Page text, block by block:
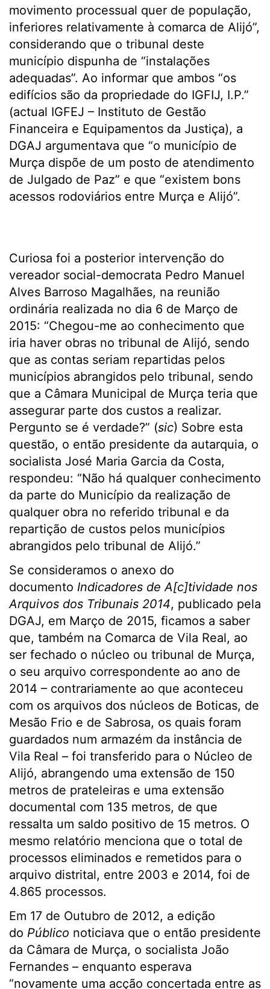
movimento processual quer de população,
inferiores relativamente à comarca de Alijó”,
considerando que o tribunal deste
município dispunha de “instalações
adequadas”. Ao informar que ambos “os
edifícios são da propriedade do IGFIJ, I.P.”
(actual IGFEJ – Instituto de Gestão
Financeira e Equipamentos da Justiça), a
DGAJ argumentava que “o município de
Murça dispõe de um posto de atendimento
de Julgado de Paz” e que “existem bons
acessos rodoviários entre Murça e Alijó”.
Curiosa foi a posterior intervenção do
vereador social-democrata Pedro Manuel
Alves Barroso Magalhães, na reunião
ordinária realizada no dia 6 de Março de
2015: “Chegou-me ao conhecimento que
iria haver obras no tribunal de Alijó, sendo
que as contas seriam repartidas pelos
municípios abrangidos pelo tribunal, sendo
que a Câmara Municipal de Murça teria que
assegurar parte dos custos a realizar.
Pergunto se é verdade?” (sic) Sobre esta
questão, o então presidente da autarquia, o
socialista José Maria Garcia da Costa,
respondeu: “Não há qualquer conhecimento
da parte do Município da realização de
qualquer obra no referido tribunal e da
repartição de custos pelos municípios
abrangidos pelo tribunal de Alijó.”
Se consideramos o anexo do
documento Indicadores de A[c]tividade nos
Arquivos dos Tribunais 2014, publicado pela
DGAJ, em Março de 2015, ficamos a saber
que, também na Comarca de Vila Real, ao
ser fechado o núcleo ou tribunal de Murça,
o seu arquivo correspondente ao ano de
2014 – contrariamente ao que aconteceu
com os arquivos dos núcleos de Boticas, de
Mesão Frio e de Sabrosa, os quais foram
guardados num armazém da instância de
Vila Real – foi transferido para o Núcleo de
Alijó, abrangendo uma extensão de 150
metros de prateleiras e uma extensão
documental com 135 metros, de que
ressalta um saldo positivo de 15 metros. O
mesmo relatório menciona que o total de
processos eliminados e remetidos para o
arquivo distrital, entre 2003 e 2014, foi de
4.865 processos.
Em 17 de Outubro de 2012, a edição
do Público noticiava que o então presidente
da Câmara de Murça, o socialista João
Fernandes – enquanto esperava
“novamente uma acção concertada entre as